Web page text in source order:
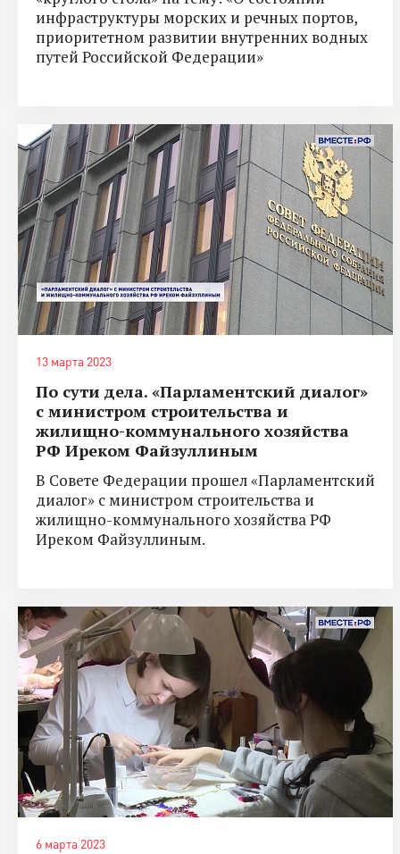
инфраструктуры морских и речных портов,
приоритетном развитии внутренних водных
путей Российской Федерации»
13 марта 2023
По сути дела. «Парламентский диалог»
с министром строительства и
жилищно-коммунального хозяйства
РФ Иреком Файзуллиным
В Совете Федерации прошел «Парламентский
диалог» с министром строительства и
жилищно-коммунального хозяйства РФ
Иреком Файзуллиным.
6 марта 2023